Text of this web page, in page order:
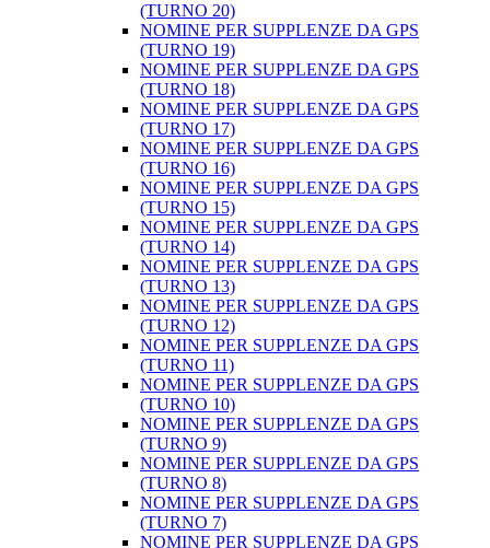
(TURNO 20)
NOMINE PER SUPPLENZE DA GPS
(TURNO 19)
NOMINE PER SUPPLENZE DA GPS
(TURNO 18)
NOMINE PER SUPPLENZE DA GPS
(TURNO 17)
NOMINE PER SUPPLENZE DA GPS
(TURNO 16)
NOMINE PER SUPPLENZE DA GPS
(TURNO 15)
NOMINE PER SUPPLENZE DA GPS
(TURNO 14)
NOMINE PER SUPPLENZE DA GPS
(TURNO 13)
NOMINE PER SUPPLENZE DA GPS
(TURNO 12)
NOMINE PER SUPPLENZE DA GPS
(TURNO 11)
NOMINE PER SUPPLENZE DA GPS
(TURNO 10)
NOMINE PER SUPPLENZE DA GPS
(TURNO 9)
NOMINE PER SUPPLENZE DA GPS
(TURNO 8)
NOMINE PER SUPPLENZE DA GPS
(TURNO 7)
NOMINE PER SUPPLENZE DA GPS